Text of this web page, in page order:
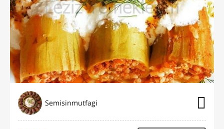
Semisinmutfagi